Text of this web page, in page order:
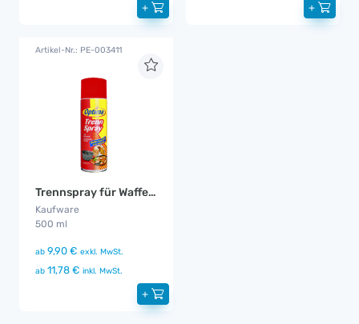
+ +
Artikel-Nr.: PE-003411
Trennspray für Waffeln
Kaufware
500 ml
ab 9,90 € exkl. MwSt.
ab 11,78 € inkl. MwSt.
+